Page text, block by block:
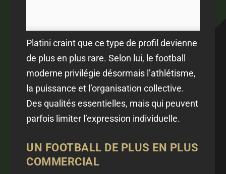
Platini craint que ce type de profil devienne
de plus en plus rare. Selon lui, le football
moderne privilégie désormais l’athlétisme,
la puissance et l’organisation collective.
Des qualités essentielles, mais qui peuvent
parfois limiter l’expression individuelle.
UN FOOTBALL DE PLUS EN PLUS
COMMERCIAL